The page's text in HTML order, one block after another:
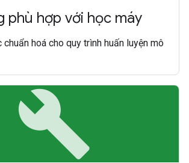
phù hợp với học máy
hoá cho quy trình huấn luyện mô
build